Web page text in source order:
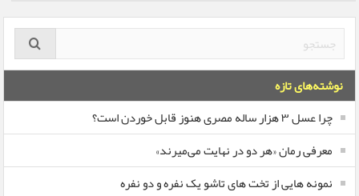
نوشته‌های تازه
چرا عسل ۳ هزار ساله‌ مصری هنوز قابل خوردن است؟
معرفی رمان «هر دو در نهایت می‌میرند»
نمونه هایی از تخت های تاشو یک نفره و دو نفره